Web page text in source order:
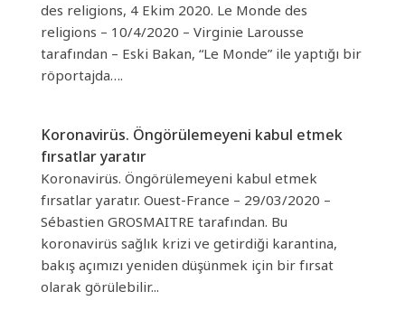
des religions, 4 Ekim 2020. Le Monde des
religions – 10/4/2020 – Virginie Larousse
tarafından – Eski Bakan, “Le Monde” ile yaptığı bir
röportajda….
Koronavirüs. Öngörülemeyeni kabul etmek
fırsatlar yaratır
Koronavirüs. Öngörülemeyeni kabul etmek
fırsatlar yaratır. Ouest-France – 29/03/2020 –
Sébastien GROSMAITRE tarafından. Bu
koronavirüs sağlık krizi ve getirdiği karantina,
bakış açımızı yeniden düşünmek için bir fırsat
olarak görülebilir...